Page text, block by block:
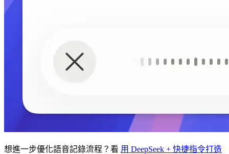
想進一步優化語音記錄流程？看 用 DeepSeek + 快捷指令打造